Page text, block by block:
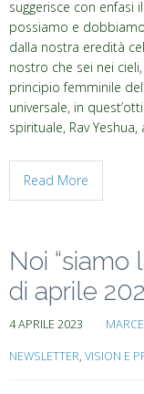
suggerisce con enfasi
possiamo e
dalla nostra eredità
nostro che sei nei
principio femminile
universale, in
spirituale, Rav
Read More
Noi “siamo
di aprile
4 APRILE 2023
NEWSLETTER, VISION E